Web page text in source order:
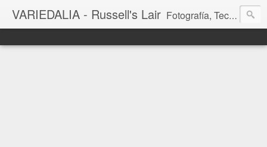
VARIEDALIA - Russell's Lair Fotografía, Tecnología, Cine y Videojuegos en un Blog Multitemática. El rinconcito del creador de FotoMuseo 3D y Left 4 SGC.